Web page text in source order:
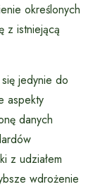
określonych
z istniejącą
jedynie do
aspekty
danych
z udziałem
wdrożenie